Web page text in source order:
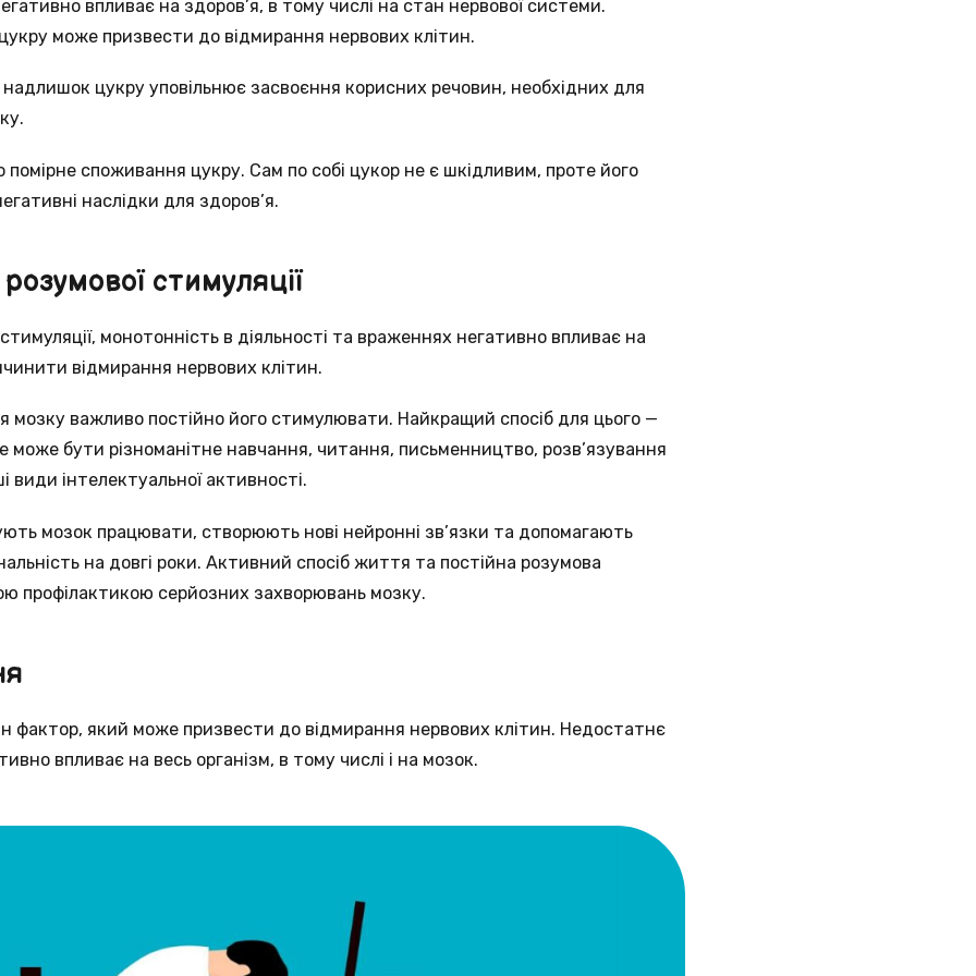
впливає на здоров’я, в тому числі на стан нервової системи.
може призвести до відмирання нервових клітин.
цукру уповільнює засвоєння корисних речовин, необхідних для
споживання цукру. Сам по собі цукор не є шкідливим, проте його
наслідки для здоров’я.
стимуляції
монотонність в діяльності та враженнях негативно впливає на
відмирання нервових клітин.
мозку важливо постійно його стимулювати. Найкращий спосіб для цього —
може бути різноманітне навчання, читання, письменництво, розв’язування
види інтелектуальної активності.
мозок працювати, створюють нові нейронні зв’язки та допомагають
на довгі роки. Активний спосіб життя та постійна розумова
профілактикою серйозних захворювань мозку.
фактор, який може призвести до відмирання нервових клітин. Недостатнє
впливає на весь організм, в тому числі і на мозок.